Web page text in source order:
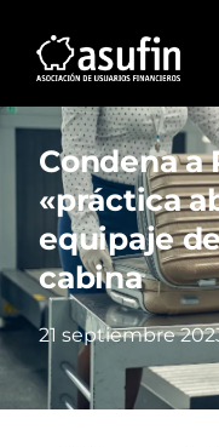
Condena a
«práctica
equipaje
cabina
21 septiembre